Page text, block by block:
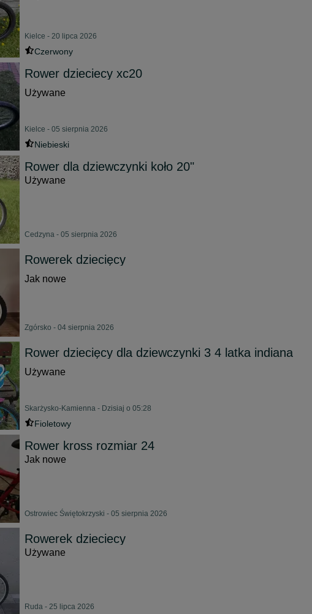
Kielce - 20 lipca 2026
Czerwony
Rower dzieciecy xc20
Używane
Kielce - 05 sierpnia 2026
Niebieski
Rower dla dziewczynki koło 20"
Używane
Cedzyna - 05 sierpnia 2026
Rowerek dziecięcy
Jak nowe
Zgórsko - 04 sierpnia 2026
Rower dziecięcy dla dziewczynki 3 4 latka indiana
Używane
Skarżysko-Kamienna - Dzisiaj o 05:28
Fioletowy
Rower kross rozmiar 24
Jak nowe
Ostrowiec Świętokrzyski - 05 sierpnia 2026
Rowerek dzieciecy
Używane
Ruda - 25 lipca 2026